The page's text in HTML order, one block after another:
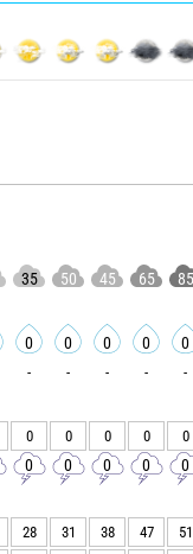
35 50 45 65 85
0 0 0 0 0
- - - - -
0 0 0 0 0
0 0 0 0 0
28 31 38 47
51